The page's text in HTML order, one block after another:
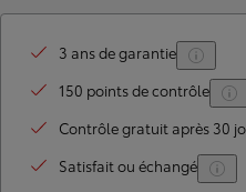
3 ans de garantie
150 points de contrôle
Contrôle gratuit après 30
Satisfait ou échangé